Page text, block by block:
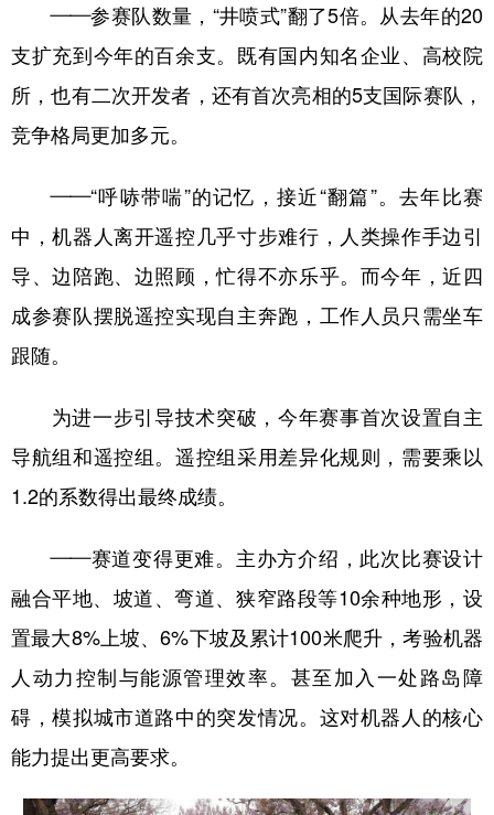
——参赛队数量，“井喷式”翻了5倍。从去年的20
支扩充到今年的百余支。既有国内知名企业、高校院
所，也有二次开发者，还有首次亮相的5支国际赛队，
竞争格局更加多元。
——“呼哧带喘”的记忆，接近“翻篇”。去年比赛
中，机器人离开遥控几乎寸步难行，人类操作手边引
导、边陪跑、边照顾，忙得不亦乐乎。而今年，近四
成参赛队摆脱遥控实现自主奔跑，工作人员只需坐车
跟随。
为进一步引导技术突破，今年赛事首次设置自主
导航组和遥控组。遥控组采用差异化规则，需要乘以
1.2的系数得出最终成绩。
——赛道变得更难。主办方介绍，此次比赛设计
融合平地、坡道、弯道、狭窄路段等10余种地形，设
置最大8%上坡、6%下坡及累计100米爬升，考验机器
人动力控制与能源管理效率。甚至加入一处路岛障
碍，模拟城市道路中的突发情况。这对机器人的核心
能力提出更高要求。